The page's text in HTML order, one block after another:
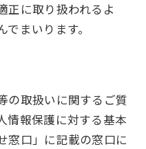
正に取り扱われるよ
まいります。
の取扱いに関するご質
情報保護に対する基本
口」に記載の窓口に